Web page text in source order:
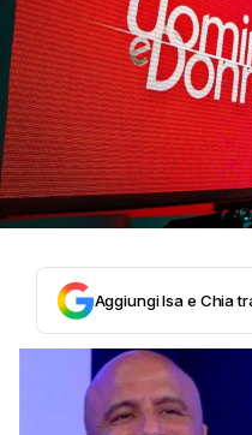
Aggiungi Isa e Chia